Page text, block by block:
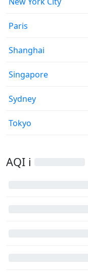
Paris
Shanghai
Singapore
Sydney
Tokyo
AQI i